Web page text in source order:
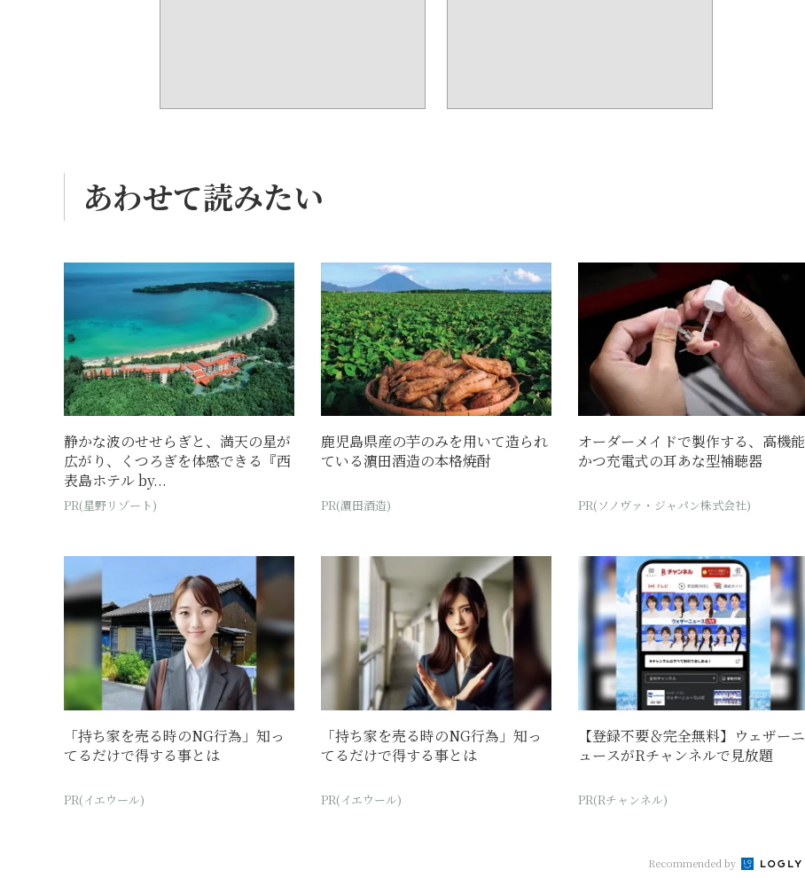
あわせて読みたい
静かな波のせせらぎと、満天の星が
広がり、くつろぎを体感できる『西
表島ホテル by...
PR(星野リゾート)
鹿児島県産の芋のみを用いて造られ
ている濵田酒造の本格焼酎
PR(濵田酒造)
オーダーメイドで製作する、高機能
かつ充電式の耳あな型補聴器
PR(ソノヴァ・ジャパン株式会社)
「持ち家を売る時のNG行為」知っ
てるだけで得する事とは
PR(イエウール)
「持ち家を売る時のNG行為」知っ
てるだけで得する事とは
PR(イエウール)
【登録不要＆完全無料】ウェザーニ
ュースがRチャンネルで見放題
PR(Rチャンネル)
Recommended by